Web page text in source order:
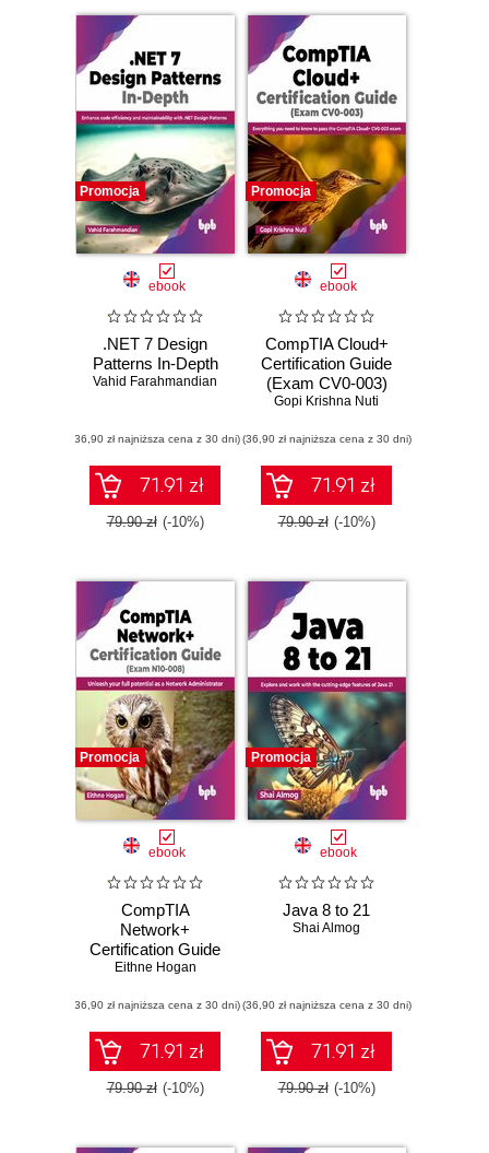
Promocja
ebook
.NET 7 Design
Patterns In-Depth
Vahid Farahmandian
(36,90 zł najniższa cena z 30 dni)
71.91 zł
79.90 zł (-10%)
Promocja
ebook
CompTIA Cloud+
Certification Guide
(Exam CV0-003)
Gopi Krishna Nuti
(36,90 zł najniższa cena z 30 dni)
71.91 zł
79.90 zł (-10%)
Promocja
ebook
CompTIA
Network+
Certification Guide
(Exam N10-008)
Eithne Hogan
(36,90 zł najniższa cena z 30 dni)
71.91 zł
79.90 zł (-10%)
Promocja
ebook
Java 8 to 21
Shai Almog
(36,90 zł najniższa cena z 30 dni)
71.91 zł
79.90 zł (-10%)